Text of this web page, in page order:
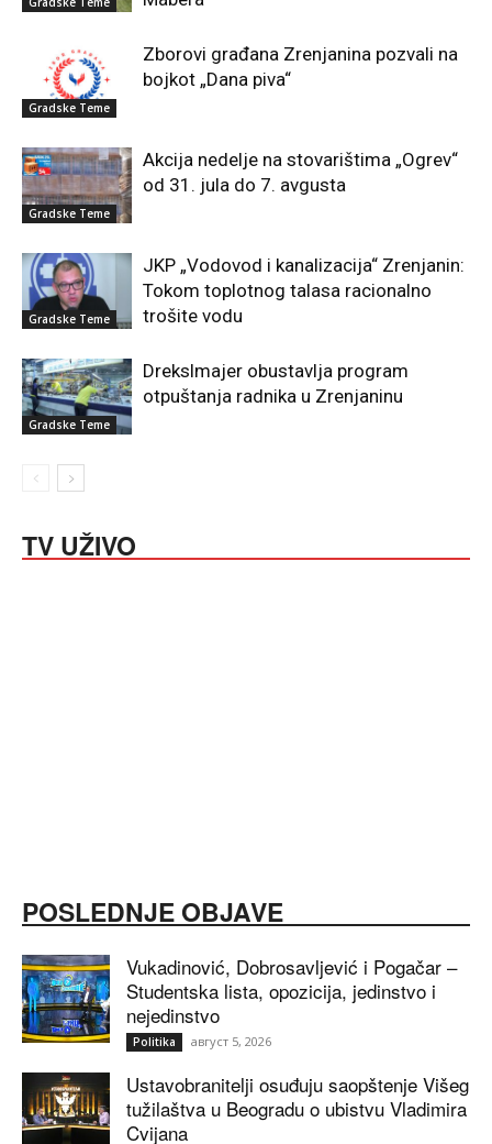
Gradske Teme
Zborovi građana Zrenjanina pozvali na
bojkot „Dana piva“
Gradske Teme
Akcija nedelje na stovarištima „Ogrev“
od 31. jula do 7. avgusta
Gradske Teme
JKP „Vodovod i kanalizacija“ Zrenjanin:
Tokom toplotnog talasa racionalno
trošite vodu
Gradske Teme
Drekslmajer obustavlja program
otpuštanja radnika u Zrenjaninu
TV UŽIVO
POSLEDNJE OBJAVE
Vukadinović, Dobrosavljević i Pogačar –
Studentska lista, opozicija, jedinstvo i
nejedinstvo
Politika август 5, 2026
Ustavobranitelji osuđuju saopštenje Višeg
tužilaštva u Beogradu o ubistvu Vladimira
Cvijana